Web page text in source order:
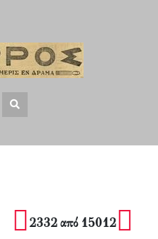
2332 από 15012